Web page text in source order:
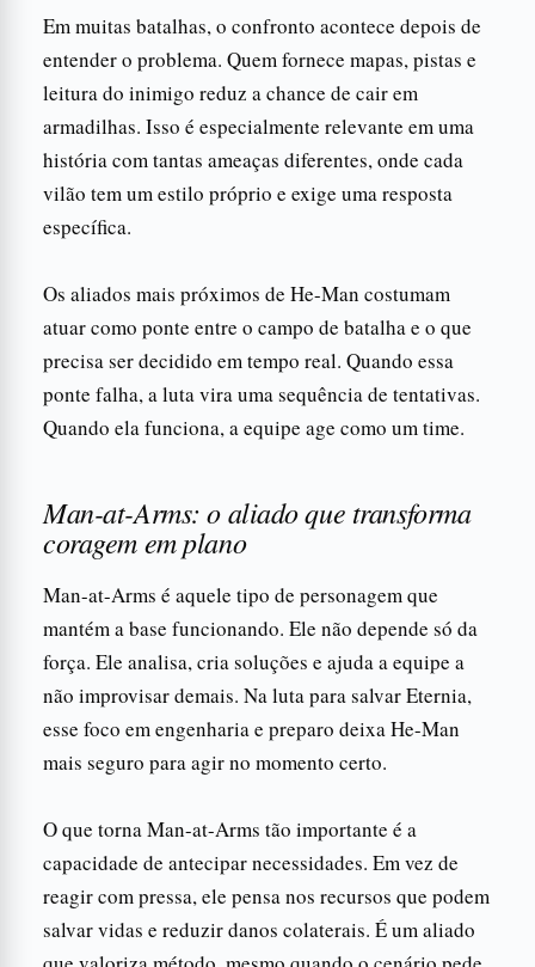
Em muitas batalhas, o confronto acontece depois de
entender o problema. Quem fornece mapas, pistas e
leitura do inimigo reduz a chance de cair em
armadilhas. Isso é especialmente relevante em uma
história com tantas ameaças diferentes, onde cada
vilão tem um estilo próprio e exige uma resposta
específica.
Os aliados mais próximos de He-Man costumam
atuar como ponte entre o campo de batalha e o que
precisa ser decidido em tempo real. Quando essa
ponte falha, a luta vira uma sequência de tentativas.
Quando ela funciona, a equipe age como um time.
Man-at-Arms: o aliado que transforma
coragem em plano
Man-at-Arms é aquele tipo de personagem que
mantém a base funcionando. Ele não depende só da
força. Ele analisa, cria soluções e ajuda a equipe a
não improvisar demais. Na luta para salvar Eternia,
esse foco em engenharia e preparo deixa He-Man
mais seguro para agir no momento certo.
O que torna Man-at-Arms tão importante é a
capacidade de antecipar necessidades. Em vez de
reagir com pressa, ele pensa nos recursos que podem
salvar vidas e reduzir danos colaterais. É um aliado